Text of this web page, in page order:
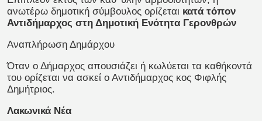
ανωτέρω δημοτική σύμβουλος ορίζεται κατά τόπον
Αντιδήμαρχος στη Δημοτική Ενότητα Γερονθρών
Αναπλήρωση Δημάρχου
Όταν ο Δήμαρχος απουσιάζει ή κωλύεται τα καθήκοντά
του ορίζεται να ασκεί ο Αντιδήμαρχος κος Φιφλής
Δημήτριος.
Λακωνικά Νέα